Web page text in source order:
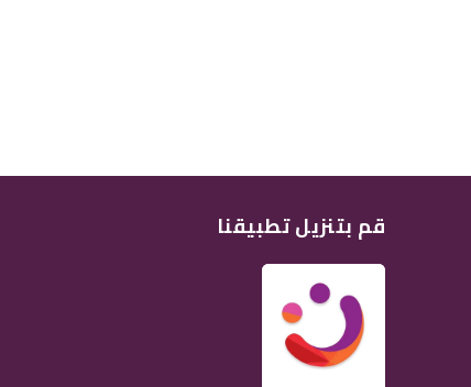
قم بتنزيل تطبيقنا